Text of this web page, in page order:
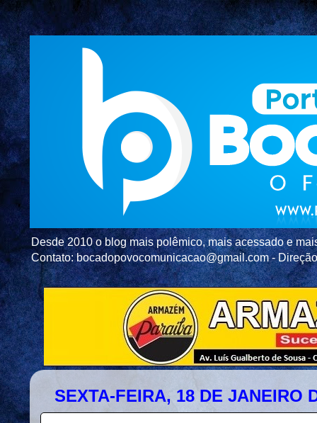
Desde 2010 o blog mais polêmico, mais acessado e
Contato: bocadopovocomunicacao@gmail.com -
SEXTA-FEIRA, 18 DE JANEIRO